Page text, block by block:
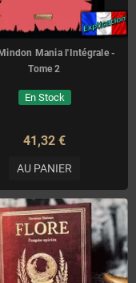
Mania l'Intégrale -
Tome 2
En Stock
41,32 €
AU PANIER